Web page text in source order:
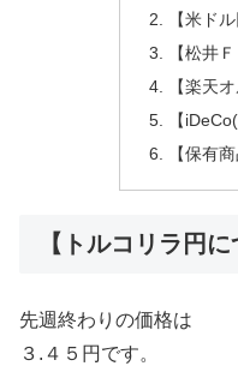
【米ド
【松井
【楽天
【
【保有
【トルコリラ円に
先週終わりの価格は
３.４５円です。